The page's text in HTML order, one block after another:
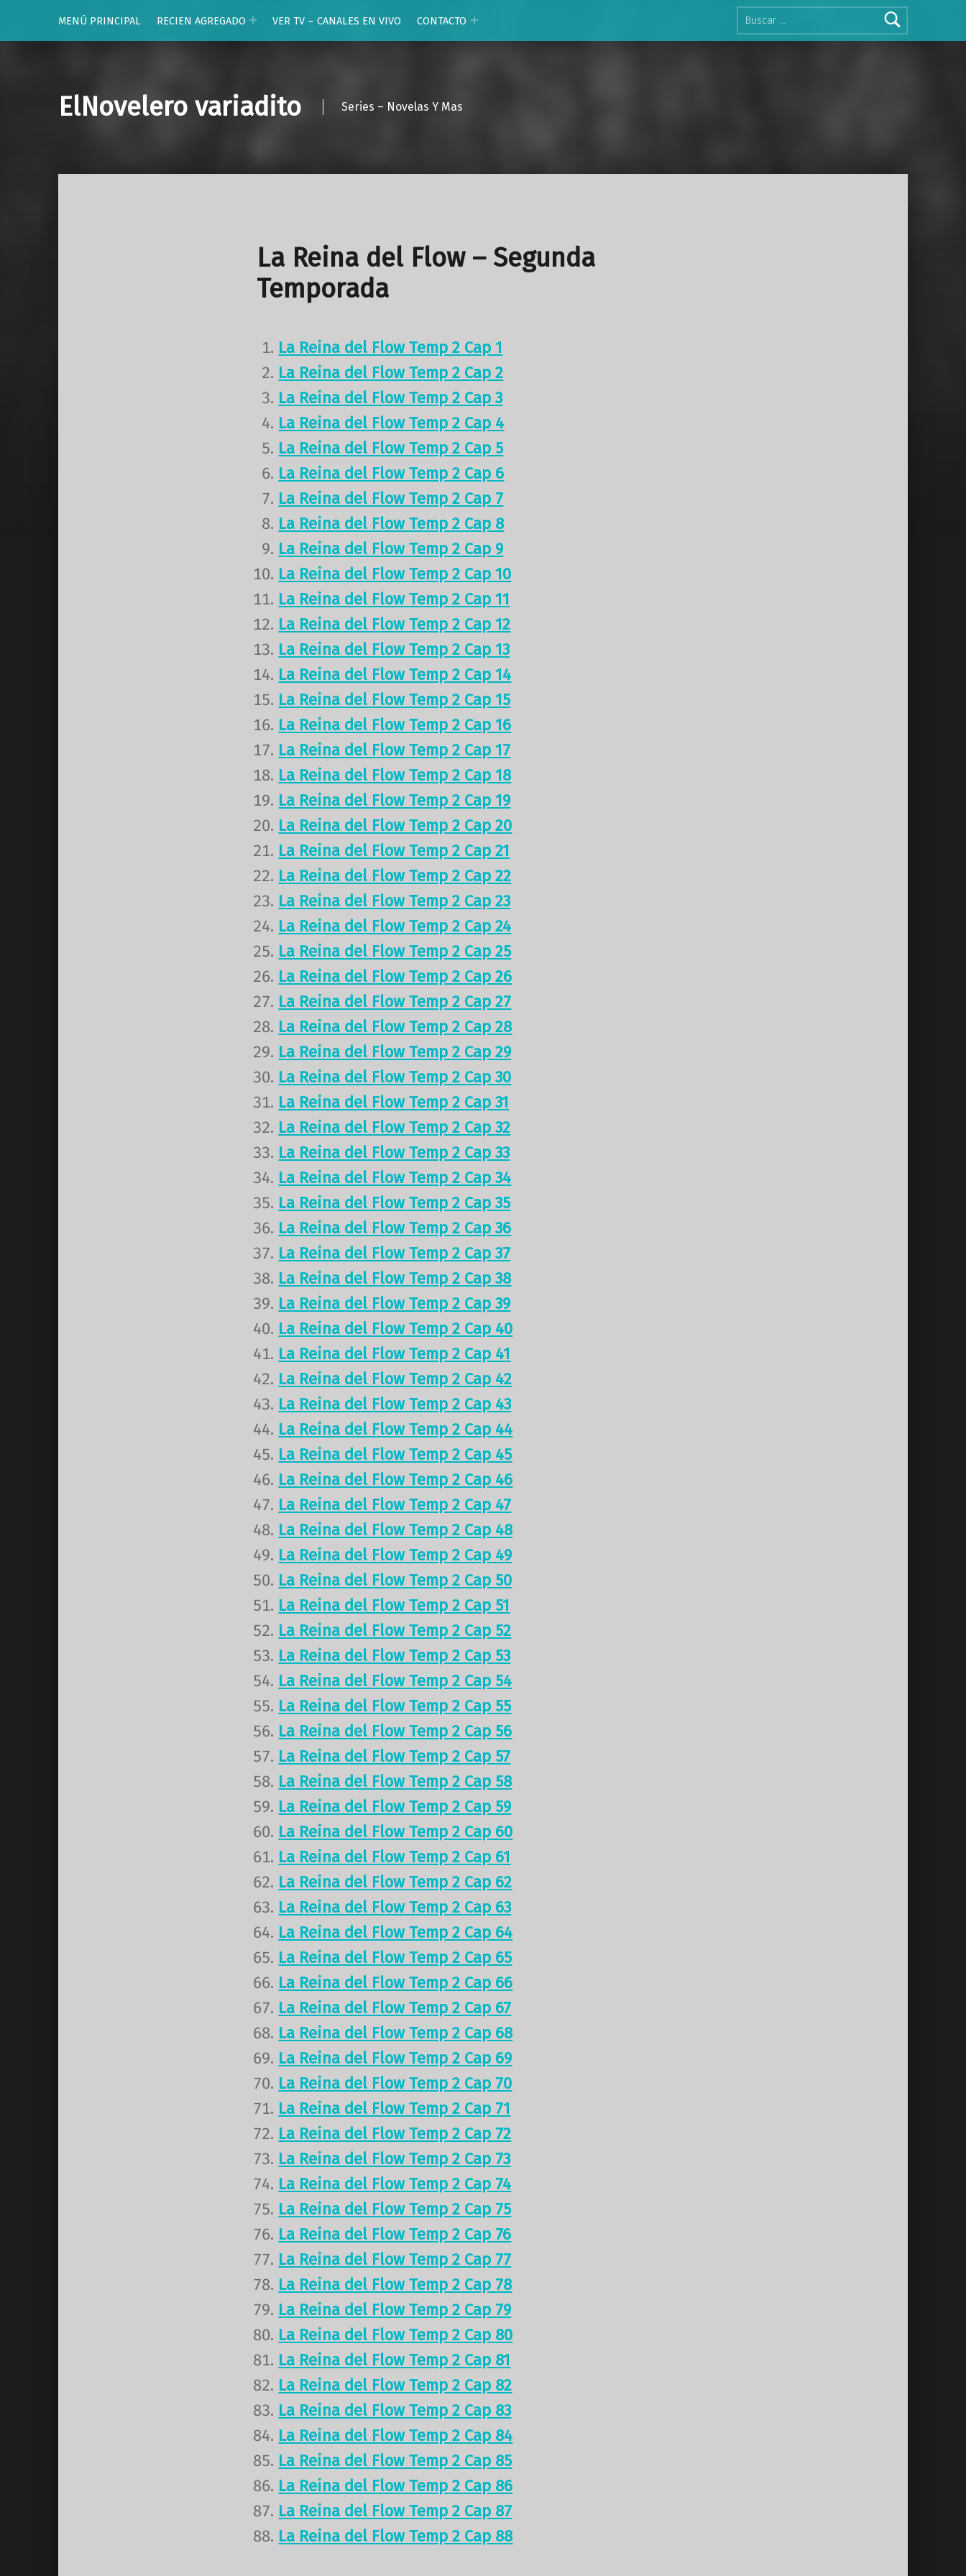
Buscar:
MENÚ PRINCIPAL
RECIEN AGREGADO VER TV – CANALES EN VIVO CONTACTO
ElNovelero variadito Series – Novelas Y Mas
La Reina del Flow – Segunda
Temporada
La Reina del Flow Temp 2 Cap 1
La Reina del Flow Temp 2 Cap 2
La Reina del Flow Temp 2 Cap 3
La Reina del Flow Temp 2 Cap 4
La Reina del Flow Temp 2 Cap 5
La Reina del Flow Temp 2 Cap 6
La Reina del Flow Temp 2 Cap 7
La Reina del Flow Temp 2 Cap 8
La Reina del Flow Temp 2 Cap 9
La Reina del Flow Temp 2 Cap 10
La Reina del Flow Temp 2 Cap 11
La Reina del Flow Temp 2 Cap 12
La Reina del Flow Temp 2 Cap 13
La Reina del Flow Temp 2 Cap 14
La Reina del Flow Temp 2 Cap 15
La Reina del Flow Temp 2 Cap 16
La Reina del Flow Temp 2 Cap 17
La Reina del Flow Temp 2 Cap 18
La Reina del Flow Temp 2 Cap 19
La Reina del Flow Temp 2 Cap 20
La Reina del Flow Temp 2 Cap 21
La Reina del Flow Temp 2 Cap 22
La Reina del Flow Temp 2 Cap 23
La Reina del Flow Temp 2 Cap 24
La Reina del Flow Temp 2 Cap 25
La Reina del Flow Temp 2 Cap 26
La Reina del Flow Temp 2 Cap 27
La Reina del Flow Temp 2 Cap 28
La Reina del Flow Temp 2 Cap 29
La Reina del Flow Temp 2 Cap 30
La Reina del Flow Temp 2 Cap 31
La Reina del Flow Temp 2 Cap 32
La Reina del Flow Temp 2 Cap 33
La Reina del Flow Temp 2 Cap 34
La Reina del Flow Temp 2 Cap 35
La Reina del Flow Temp 2 Cap 36
La Reina del Flow Temp 2 Cap 37
La Reina del Flow Temp 2 Cap 38
La Reina del Flow Temp 2 Cap 39
La Reina del Flow Temp 2 Cap 40
La Reina del Flow Temp 2 Cap 41
La Reina del Flow Temp 2 Cap 42
La Reina del Flow Temp 2 Cap 43
La Reina del Flow Temp 2 Cap 44
La Reina del Flow Temp 2 Cap 45
La Reina del Flow Temp 2 Cap 46
La Reina del Flow Temp 2 Cap 47
La Reina del Flow Temp 2 Cap 48
La Reina del Flow Temp 2 Cap 49
La Reina del Flow Temp 2 Cap 50
La Reina del Flow Temp 2 Cap 51
La Reina del Flow Temp 2 Cap 52
La Reina del Flow Temp 2 Cap 53
La Reina del Flow Temp 2 Cap 54
La Reina del Flow Temp 2 Cap 55
La Reina del Flow Temp 2 Cap 56
La Reina del Flow Temp 2 Cap 57
La Reina del Flow Temp 2 Cap 58
La Reina del Flow Temp 2 Cap 59
La Reina del Flow Temp 2 Cap 60
La Reina del Flow Temp 2 Cap 61
La Reina del Flow Temp 2 Cap 62
La Reina del Flow Temp 2 Cap 63
La Reina del Flow Temp 2 Cap 64
La Reina del Flow Temp 2 Cap 65
La Reina del Flow Temp 2 Cap 66
La Reina del Flow Temp 2 Cap 67
La Reina del Flow Temp 2 Cap 68
La Reina del Flow Temp 2 Cap 69
La Reina del Flow Temp 2 Cap 70
La Reina del Flow Temp 2 Cap 71
La Reina del Flow Temp 2 Cap 72
La Reina del Flow Temp 2 Cap 73
La Reina del Flow Temp 2 Cap 74
La Reina del Flow Temp 2 Cap 75
La Reina del Flow Temp 2 Cap 76
La Reina del Flow Temp 2 Cap 77
La Reina del Flow Temp 2 Cap 78
La Reina del Flow Temp 2 Cap 79
La Reina del Flow Temp 2 Cap 80
La Reina del Flow Temp 2 Cap 81
La Reina del Flow Temp 2 Cap 82
La Reina del Flow Temp 2 Cap 83
La Reina del Flow Temp 2 Cap 84
La Reina del Flow Temp 2 Cap 85
La Reina del Flow Temp 2 Cap 86
La Reina del Flow Temp 2 Cap 87
La Reina del Flow Temp 2 Cap 88